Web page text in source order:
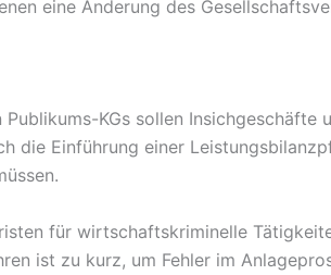
eine Änderung des
KGs sollen
die Einführung einer
für wirtschaftskriminelle
ist zu kurz, um Fehler im